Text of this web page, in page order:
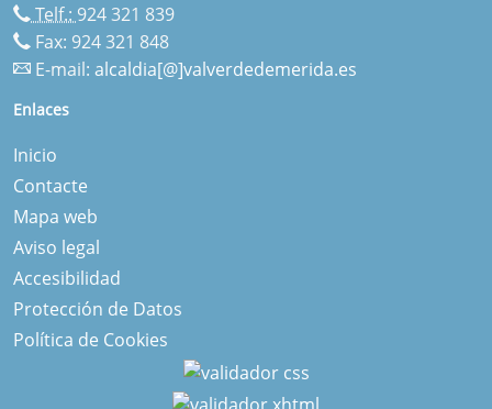
Telf.: 924 321 839
Fax: 924 321 848
E-mail: alcaldia[@]valverdedemerida.es
Enlaces
Inicio
Contacte
Mapa web
Aviso legal
Accesibilidad
Protección de Datos
Política de Cookies